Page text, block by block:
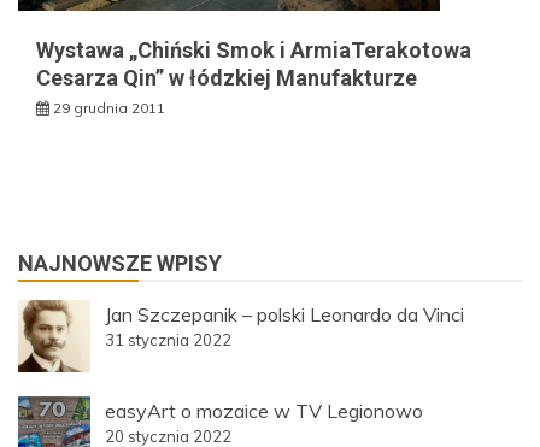
Wystawa „Chiński Smok i ArmiaTerakotowa
Cesarza Qin” w łódzkiej Manufakturze
29 grudnia 2011
NAJNOWSZE WPISY
Jan Szczepanik – polski Leonardo da Vinci
31 stycznia 2022
easyArt o mozaice w TV Legionowo
20 stycznia 2022